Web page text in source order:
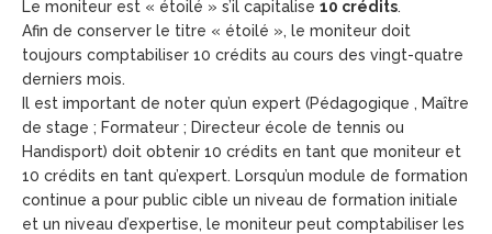
Le moniteur est « étoilé » s’il capitalise 10 crédits.
Afin de conserver le titre « étoilé », le moniteur doit
toujours comptabiliser 10 crédits au cours des vingt-quatre
derniers mois.
Il est important de noter qu’un expert (Pédagogique , Maître
de stage ; Formateur ; Directeur école de tennis ou
Handisport) doit obtenir 10 crédits en tant que moniteur et
10 crédits en tant qu’expert. Lorsqu’un module de formation
continue a pour public cible un niveau de formation initiale
et un niveau d’expertise, le moniteur peut comptabiliser les